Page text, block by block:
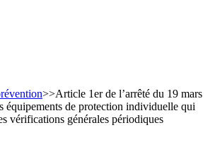
>>Article 1er de l’arrêté du 19 mars
équipements de protection individuelle qui
vérifications générales périodiques